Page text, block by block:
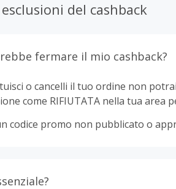
del cashback
fermare il mio cashback?
o cancelli il tuo ordine non
come RIFIUTATA nella tua area
codice promo non pubblicato o